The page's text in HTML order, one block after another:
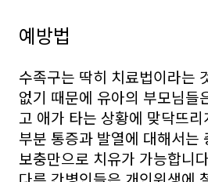
예방법
수족구는 딱히 치료법이라는
없기 때문에 유아의 부모님들
고 애가 타는 상황에 맞닥뜨
부분 통증과 발열에 대해서는
보충만으로 치유가 가능합니